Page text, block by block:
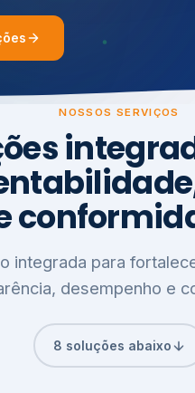
NOSSOS SERVIÇOS
integrada para
desempenho e
8 soluções abaixo